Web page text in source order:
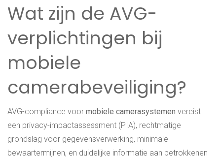
Wat zijn de AVG-
verplichtingen bij
mobiele
camerabeveiliging?
AVG-compliance voor mobiele camerasystemen vereist
een privacy-impactassessment (PIA), rechtmatige
grondslag voor gegevensverwerking, minimale
bewaartermijnen, en duidelijke informatie aan betrokkenen